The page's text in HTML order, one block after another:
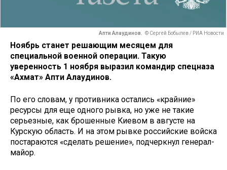
Апти Алаудинов. © Сергей Бобылев / РИА Новости
Ноябрь станет решающим месяцем для
специальной военной операции. Такую
уверенность 1 ноября выразил командир спецназа
«Ахмат» Апти Алаудинов.
По его словам, у противника остались «крайние»
ресурсы для еще одного рывка, но уже не такие
серьезные, как брошенные Киевом в августе на
Курскую область. И на этом рывке российские войска
постараются «сделать решение», подчеркнул генерал-
майор.